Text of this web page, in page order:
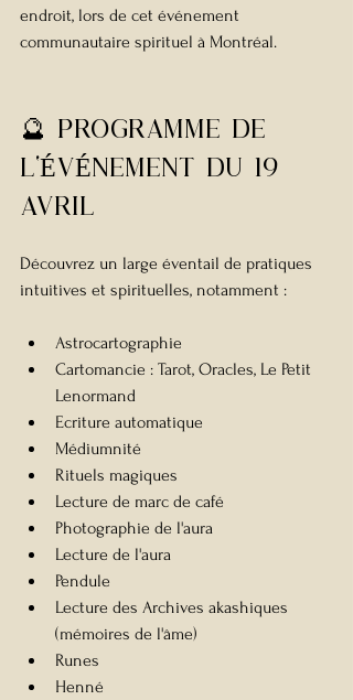
endroit, lors de cet événement
communautaire spirituel à Montréal.
🔮 Programme de
l'ÉvÉnement du 19
avril
Découvrez un large éventail de pratiques
intuitives et spirituelles, notamment :
Astrocartographie
Cartomancie : Tarot, Oracles, Le Petit
Lenormand
Ecriture automatique
Médiumnité
Rituels magiques
Lecture de marc de café
Photographie de l'aura
Lecture de l'aura
Pendule
Lecture des Archives akashiques
(mémoires de l'âme)
Runes
Henné